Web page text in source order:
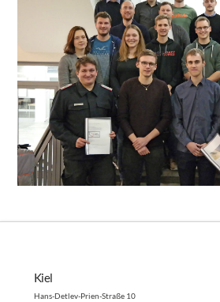
Kiel
Hans-Detlev-Prien-Straße 10